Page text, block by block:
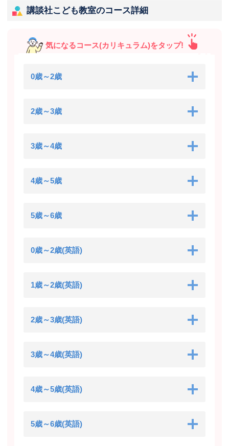
講談社こども教室のコース詳細
気になるコース(カリキュラム)をタップ!
0歳～2歳
2歳～3歳
3歳～4歳
4歳～5歳
5歳～6歳
0歳～2歳(英語)
1歳～2歳(英語)
2歳～3歳(英語)
3歳～4歳(英語)
4歳～5歳(英語)
5歳～6歳(英語)